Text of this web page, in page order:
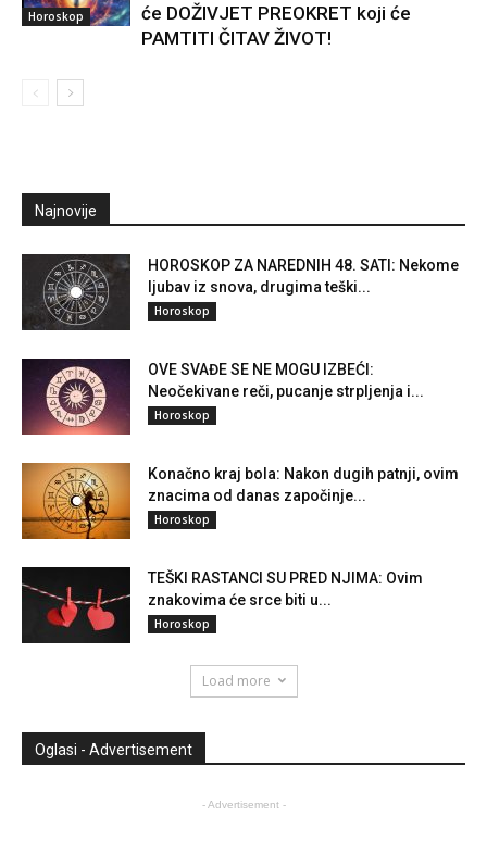
Horoskop
će DOŽIVJET PREOKRET koji će
PAMTITI ČITAV ŽIVOT!
Najnovije
HOROSKOP ZA NAREDNIH 48. SATI: Nekome
ljubav iz snova, drugima teški...
Horoskop
OVE SVAĐE SE NE MOGU IZBEĆI:
Neočekivane reči, pucanje strpljenja i...
Horoskop
Konačno kraj bola: Nakon dugih patnji, ovim
znacima od danas započinje...
Horoskop
TEŠKI RASTANCI SU PRED NJIMA: Ovim
znakovima će srce biti u...
Horoskop
Load more
Oglasi - Advertisement
- Advertisement -